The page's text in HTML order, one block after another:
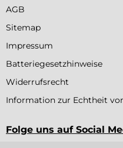
AGB
Sitemap
Impressum
Batteriegesetzhinweise
Widerrufsrecht
Information zur Echtheit
Folge uns auf Social